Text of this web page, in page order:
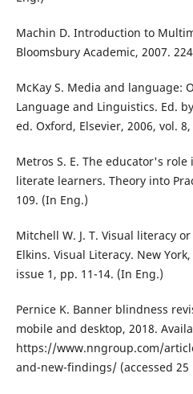
Machin D. Introduction to
Bloomsbury Academic, 2007.
McKay S. Media and language:
Language and Linguistics. Ed.
ed. Oxford, Elsevier, 2006, vol.
Metros S. E. The educator's
literate learners. Theory into
109. (In Eng.)
Mitchell W. J. T. Visual literacy
Elkins. Visual Literacy. New
issue 1, pp. 11-14. (In Eng.)
Pernice K. Banner blindness
mobile and desktop, 2018.
https://www.nngroup.com/
and-new-findings/ (accessed 25